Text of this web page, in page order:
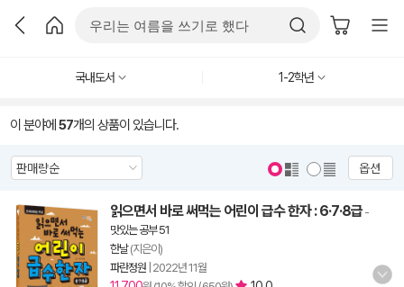
국내도서 1-2학년
이 분야에 57개의 상품이 있습니다.
옵션
읽으면서 바로 써먹는 어린이 급수 한자 : 6·7·8급 -
맛있는 공부 51
한날(지은이)
파란정원 2022년 11월